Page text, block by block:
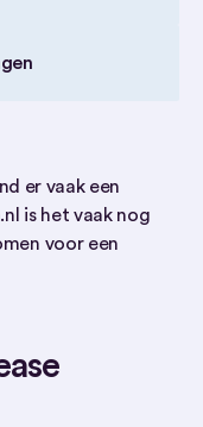
er vaak een
is het vaak nog
voor een